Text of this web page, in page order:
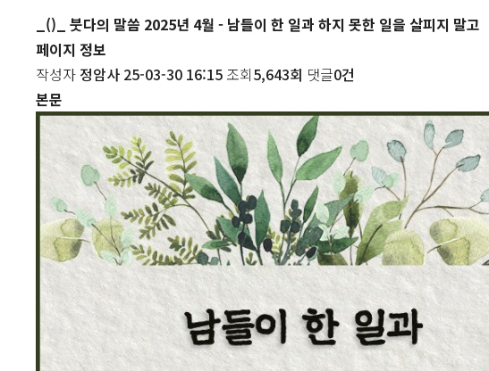
_()_ 붓다의 말씀 2025년 4월 - 남들이 한 일과 하지 못한 일을 살피지 말고
페이지 정보
작성자 정암사 25-03-30 16:15 조회5,643회 댓글0건
본문